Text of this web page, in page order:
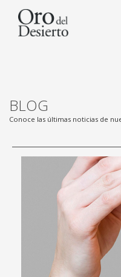
BLOG
Conoce las últimas noticias de